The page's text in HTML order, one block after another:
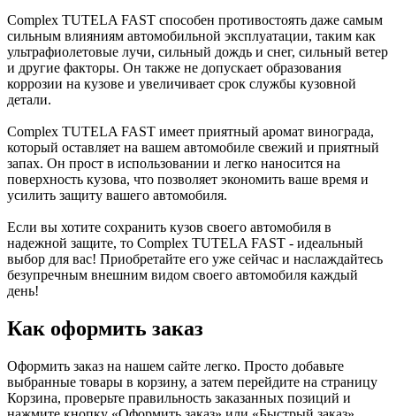
Complex TUTELA FAST способен противостоять даже самым
сильным влияниям автомобильной эксплуатации, таким как
ультрафиолетовые лучи, сильный дождь и снег, сильный ветер
и другие факторы. Он также не допускает образования
коррозии на кузове и увеличивает срок службы кузовной
детали.
Complex TUTELA FAST имеет приятный аромат винограда,
который оставляет на вашем автомобиле свежий и приятный
запах. Он прост в использовании и легко наносится на
поверхность кузова, что позволяет экономить ваше время и
усилить защиту вашего автомобиля.
Если вы хотите сохранить кузов своего автомобиля в
надежной защите, то Complex TUTELA FAST - идеальный
выбор для вас! Приобретайте его уже сейчас и наслаждайтесь
безупречным внешним видом своего автомобиля каждый
день!
Как оформить заказ
Оформить заказ на нашем сайте легко. Просто добавьте
выбранные товары в корзину, а затем перейдите на страницу
Корзина, проверьте правильность заказанных позиций и